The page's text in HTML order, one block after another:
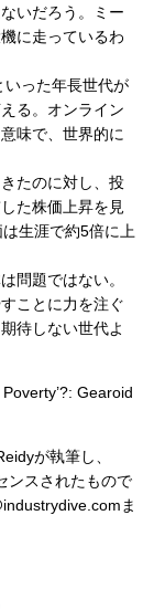
いだろう。ミー
に走っているわ
いった年長世代が
る。オンライン
味で、世界的に
たのに対し、投
た株価上昇を見
生涯で約5倍に上
問題ではない。
ことに力を注ぐ
待しない世代よ
Gearoid
が執筆し、
ンスされたもので
ま
ます
を開きます
ンドウを開きます